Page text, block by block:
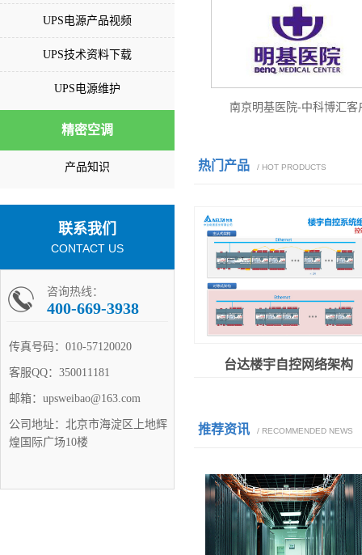
南京明基医院-中科博汇客
热门产品 / HOT PRODUCTS
台达楼宇自控网络架构
推荐资讯 / RECOMMENDED NEWS
UPS电源产品视频
UPS技术资料下载
UPS电源维护
精密空调
产品知识
联系我们
CONTACT US
咨询热线：
400-669-3938
传真号码： 010-57120020
客服QQ： 350011181
邮箱： upsweibao@163.com
公司地址： 北京市海淀区上地辉
煌国际广场10楼